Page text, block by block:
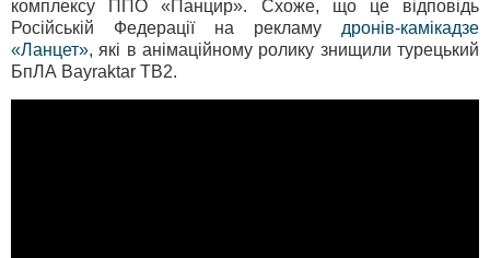
комплексу ППО «Панцир». Схоже, що це відповідь
Російській Федерації на рекламу дронів-камікадзе
«Ланцет», які в анімаційному ролику знищили турецький
БпЛА Bayraktar TB2.